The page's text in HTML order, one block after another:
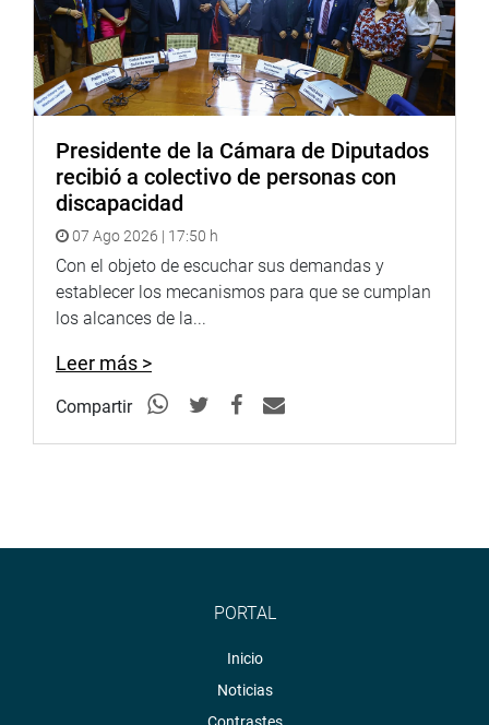
Presidente de la Cámara de Diputados
recibió a colectivo de personas con
discapacidad
07 Ago 2026 | 17:50 h
Con el objeto de escuchar sus demandas y
establecer los mecanismos para que se cumplan
los alcances de la...
Leer más >
Compartir
PORTAL
Inicio
Noticias